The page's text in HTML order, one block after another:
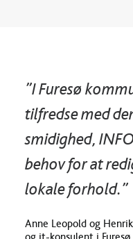
”I Furesø
tilfredse med
smidighed,
behov for at
lokale forhold.”
Anne Leopold og